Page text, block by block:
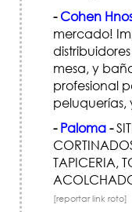
-Cohen
mercado!
mesa, y
profesional
peluquerías,
- Paloma-
TAPICERIA,
[reportar link roto]